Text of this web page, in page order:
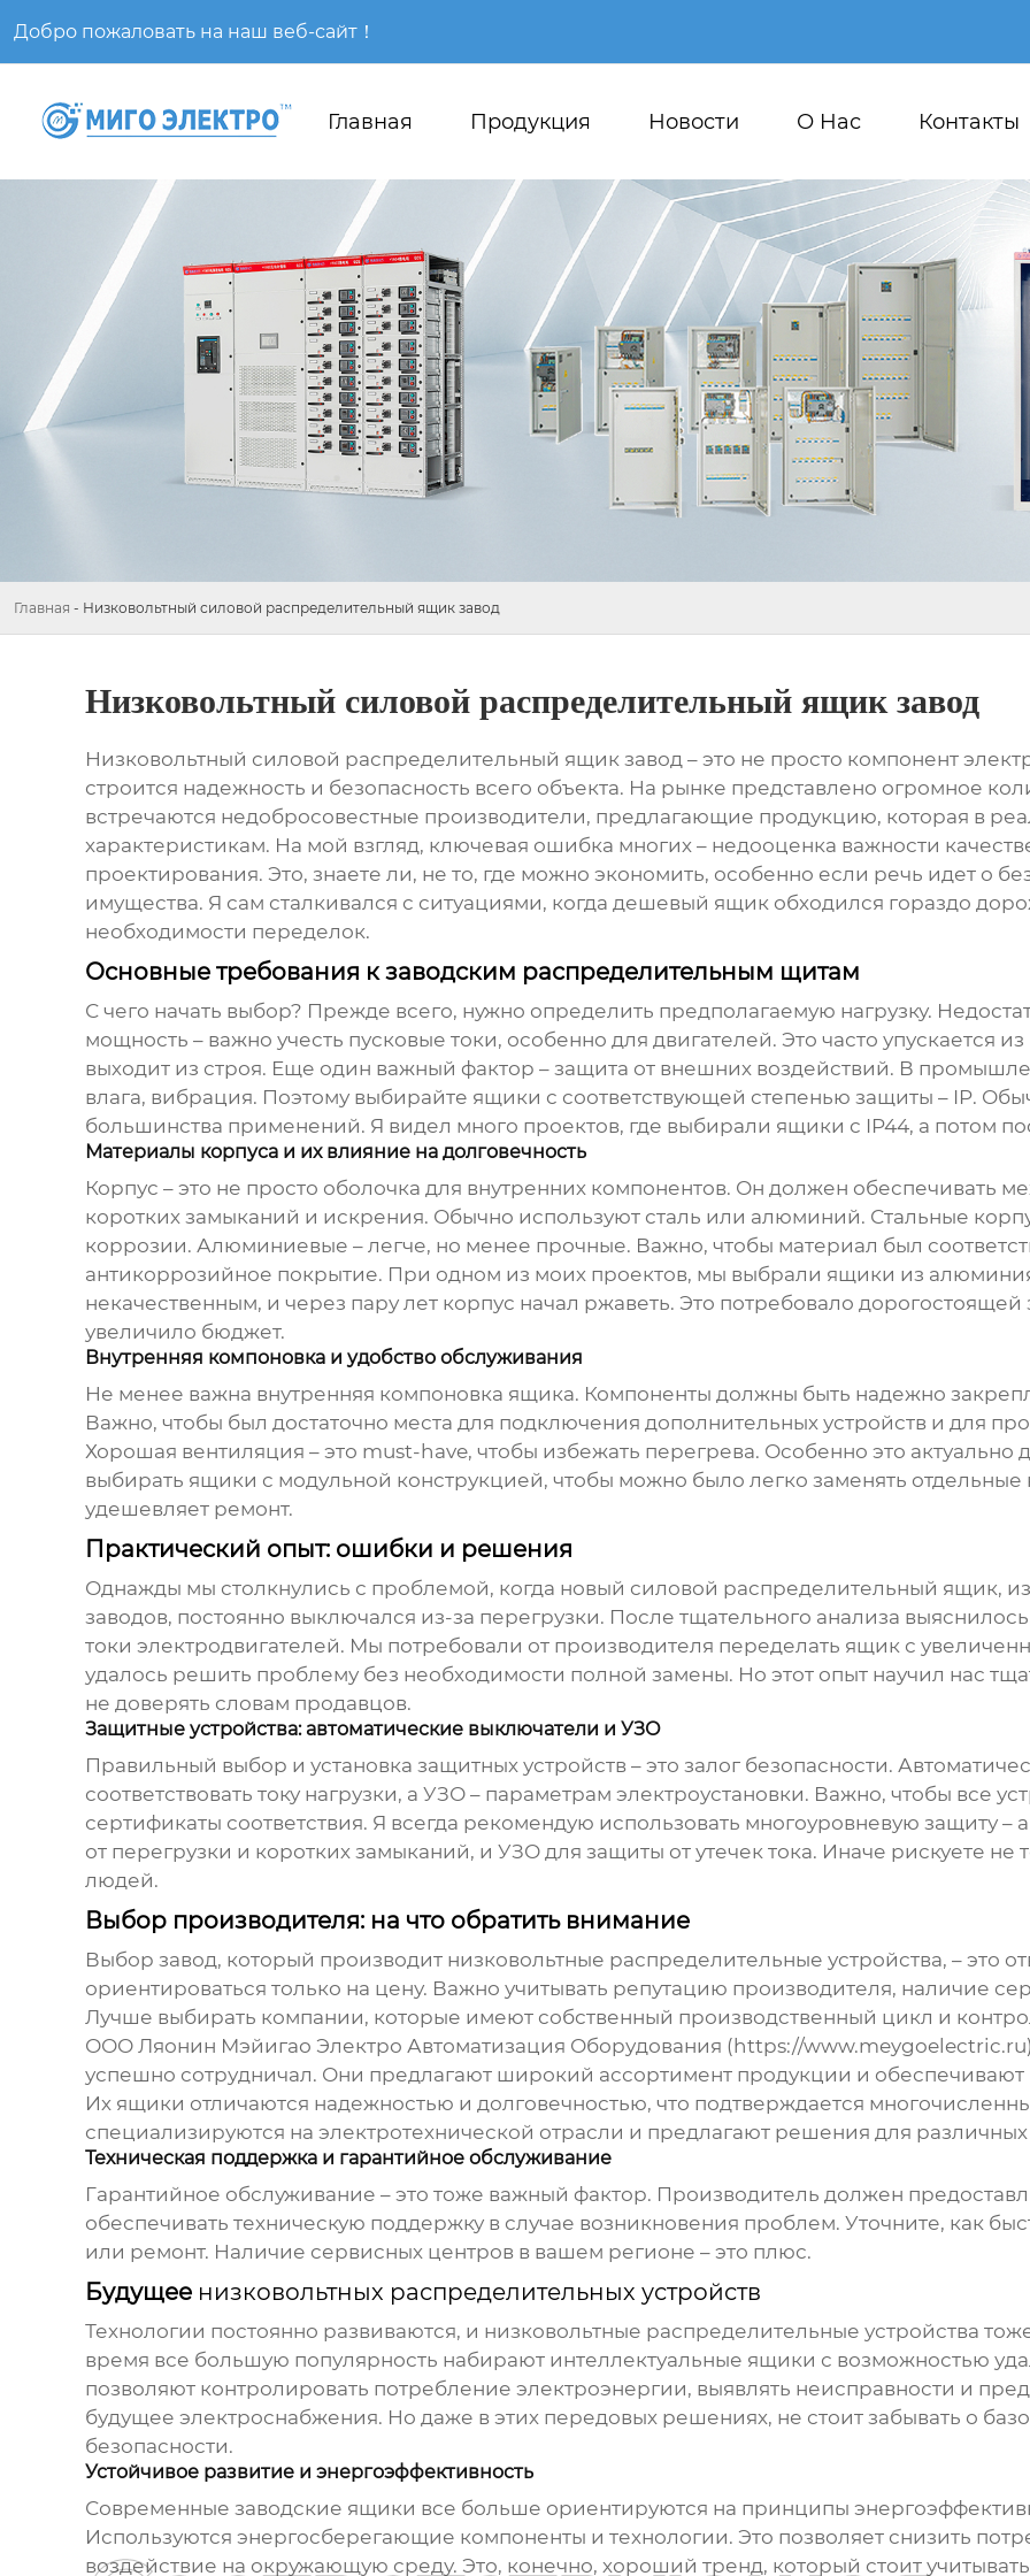
Добро пожаловать на наш веб-сайт！
Главная Продукция Новости О Hас Контакты
Главная - Низковольтный силовой распределительный ящик завод
Низковольтный силовой распределительный ящик завод
Низковольтный силовой распределительный ящик завод– это не просто компонент
строится надежность и безопасность всего объекта. На рынке представлено огромное
встречаются недобросовестные производители, предлагающие продукцию, которая в
характеристикам. На мой взгляд, ключевая ошибка многих – недооценка важности
проектирования. Это, знаете ли, не то, где можно экономить, особенно если речь идет о
имущества. Я сам сталкивался с ситуациями, когда дешевый ящик обходился гораздо
необходимости переделок.
Основные требования к заводским распределительным щитам
С чего начать выбор? Прежде всего, нужно определить предполагаемую нагрузку.
мощность – важно учесть пусковые токи, особенно для двигателей. Это часто упускается
выходит из строя. Еще один важный фактор – защита от внешних воздействий. В
влага, вибрация. Поэтому выбирайте ящики с соответствующей степенью защиты – IP.
большинства применений. Я видел много проектов, где выбирали ящики с IP44, а потом
Материалы корпуса и их влияние на долговечность
Корпус – это не просто оболочка для внутренних компонентов. Он должен обеспечивать
коротких замыканий и искрения. Обычно используют сталь или алюминий. Стальные
коррозии. Алюминиевые – легче, но менее прочные. Важно, чтобы материал был
антикоррозийное покрытие. При одном из моих проектов, мы выбрали ящики из
некачественным, и через пару лет корпус начал ржаветь. Это потребовало
увеличило бюджет.
Внутренняя компоновка и удобство обслуживания
Не менее важна внутренняя компоновка ящика. Компоненты должны быть надежно
Важно, чтобы был достаточно места для подключения дополнительных устройств и для
Хорошая вентиляция – это must-have, чтобы избежать перегрева. Особенно это
выбирать ящики с модульной конструкцией, чтобы можно было легко заменять
удешевляет ремонт.
Практический опыт: ошибки и решения
Однажды мы столкнулись с проблемой, когда новый силовой распределительный ящик,
заводов, постоянно выключался из-за перегрузки. После тщательного анализа
токи электродвигателей. Мы потребовали от производителя переделать ящик с
удалось решить проблему без необходимости полной замены. Но этот опыт научил нас
не доверять словам продавцов.
Защитные устройства: автоматические выключатели и УЗО
Правильный выбор и установка защитных устройств – это залог безопасности.
соответствовать току нагрузки, а УЗО – параметрам электроустановки. Важно, чтобы все
сертификаты соответствия. Я всегда рекомендую использовать многоуровневую защиту
от перегрузки и коротких замыканий, и УЗО для защиты от утечек тока. Иначе рискуете
людей.
Выбор производителя: на что обратить внимание
Выбор завод, который производит низковольтные распределительные устройства, – это
ориентироваться только на цену. Важно учитывать репутацию производителя, наличие
Лучше выбирать компании, которые имеют собственный производственный цикл и
ООО Ляонин Мэйигао Электро Автоматизация Оборудования (https://
успешно сотрудничал. Они предлагают широкий ассортимент продукции и обеспечивают
Их ящики отличаются надежностью и долговечностью, что подтверждается
специализируются на электротехнической отрасли и предлагают решения для
Техническая поддержка и гарантийное обслуживание
Гарантийное обслуживание – это тоже важный фактор. Производитель должен
обеспечивать техническую поддержку в случае возникновения проблем. Уточните, как
или ремонт. Наличие сервисных центров в вашем регионе – это плюс.
Будущее низковольтных распределительных устройств
Технологии постоянно развиваются, и низковольтные распределительные устройства
время все большую популярность набирают интеллектуальные ящики с возможностью
позволяют контролировать потребление электроэнергии, выявлять неисправности и
будущее электроснабжения. Но даже в этих передовых решениях, не стоит забывать о
безопасности.
Устойчивое развитие и энергоэффективность
Современные заводские ящики все больше ориентируются на принципы
Используются энергосберегающие компоненты и технологии. Это позволяет снизить
воздействие на окружающую среду. Это, конечно, хороший тренд, который стоит